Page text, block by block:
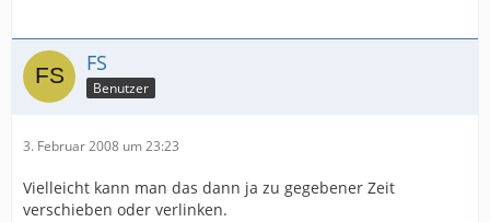
FS
Benutzer
3. Februar 2008 um 23:23
Vielleicht kann man das dann ja zu gegebener Zeit
verschieben oder verlinken.